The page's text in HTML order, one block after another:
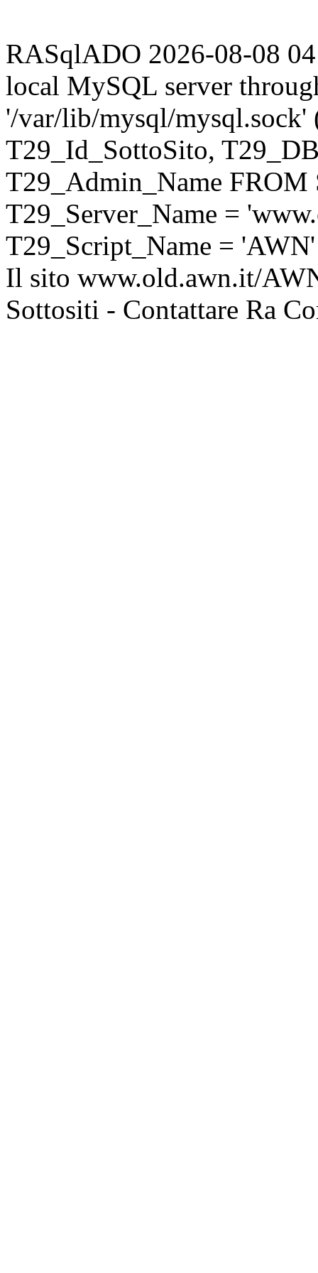
RASqlADO 2026-08-08
local MySQL server
'/var/lib/mysql/mysql.sock'
T29_Id_SottoSito,
T29_Admin_Name
T29_Server_Name =
T29_Script_Name = 'AWN'
Il sito www.old.awn.it/
Sottositi - Contattare Ra